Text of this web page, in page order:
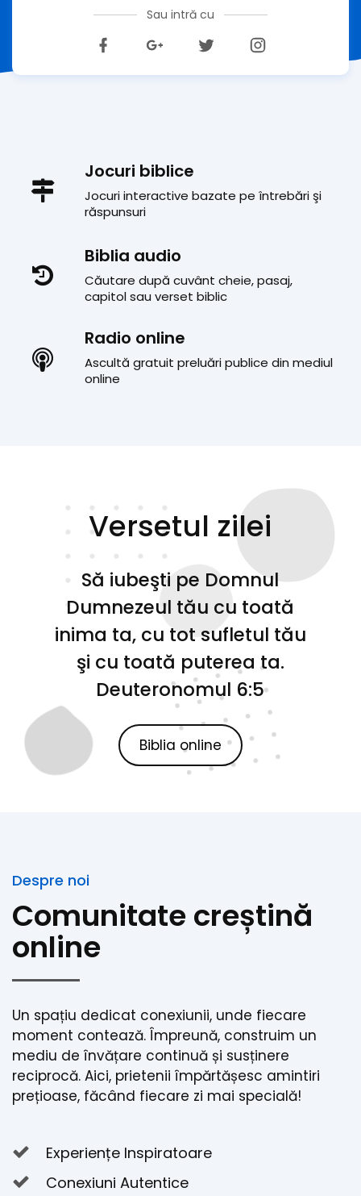
Sau intră cu
Jocuri biblice
Jocuri interactive bazate pe întrebări şi
răspunsuri
Biblia audio
Căutare după cuvânt cheie, pasaj,
capitol sau verset biblic
Radio online
Ascultă gratuit preluări publice din mediul
online
Versetul zilei
Să iubeşti pe Domnul
Dumnezeul tău cu toată
inima ta, cu tot sufletul tău
şi cu toată puterea ta.
Deuteronomul 6:5
Biblia online
Despre noi
Comunitate creștină
online
Un spațiu dedicat conexiunii, unde fiecare
moment contează. Împreună, construim un
mediu de învățare continuă și susținere
reciprocă. Aici, prietenii împărtășesc amintiri
prețioase, făcând fiecare zi mai specială!
Experiențe Inspiratoare
Conexiuni Autentice